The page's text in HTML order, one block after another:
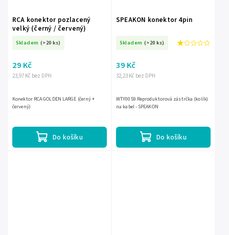
RCA konektor pozlacený
velký (černý / červený)
Skladem (>20 ks)
23,97 Kč bez DPH
29 Kč
Do košíku
Konektor RCA GOLDEN LARGE (černý +
červený)
SPEAKON konektor 4pin
Skladem (>20 ks)
32,23 Kč bez DPH
39 Kč
Do košíku
WTY0059 Reproduktorová zástrčka (kolík)
na kabel - SPEAKON